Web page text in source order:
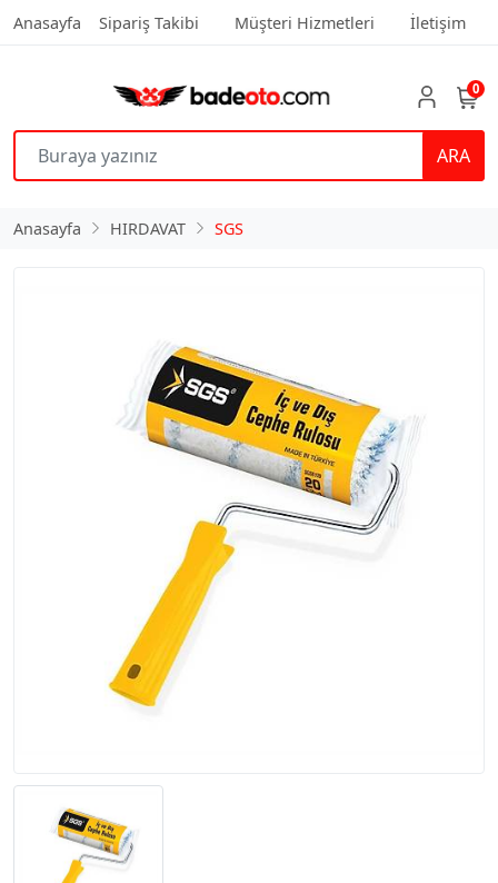
Anasayfa Sipariş Takibi Müşteri Hizmetleri İletişim
ARA
0
Anasayfa HIRDAVAT SGS